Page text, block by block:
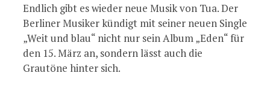
Endlich gibt es wieder neue Musik von Tua. Der
Berliner Musiker kündigt mit seiner neuen Single
„Weit und blau“ nicht nur sein Album „Eden“ für
den 15. März an, sondern lässt auch die
Grautöne hinter sich.